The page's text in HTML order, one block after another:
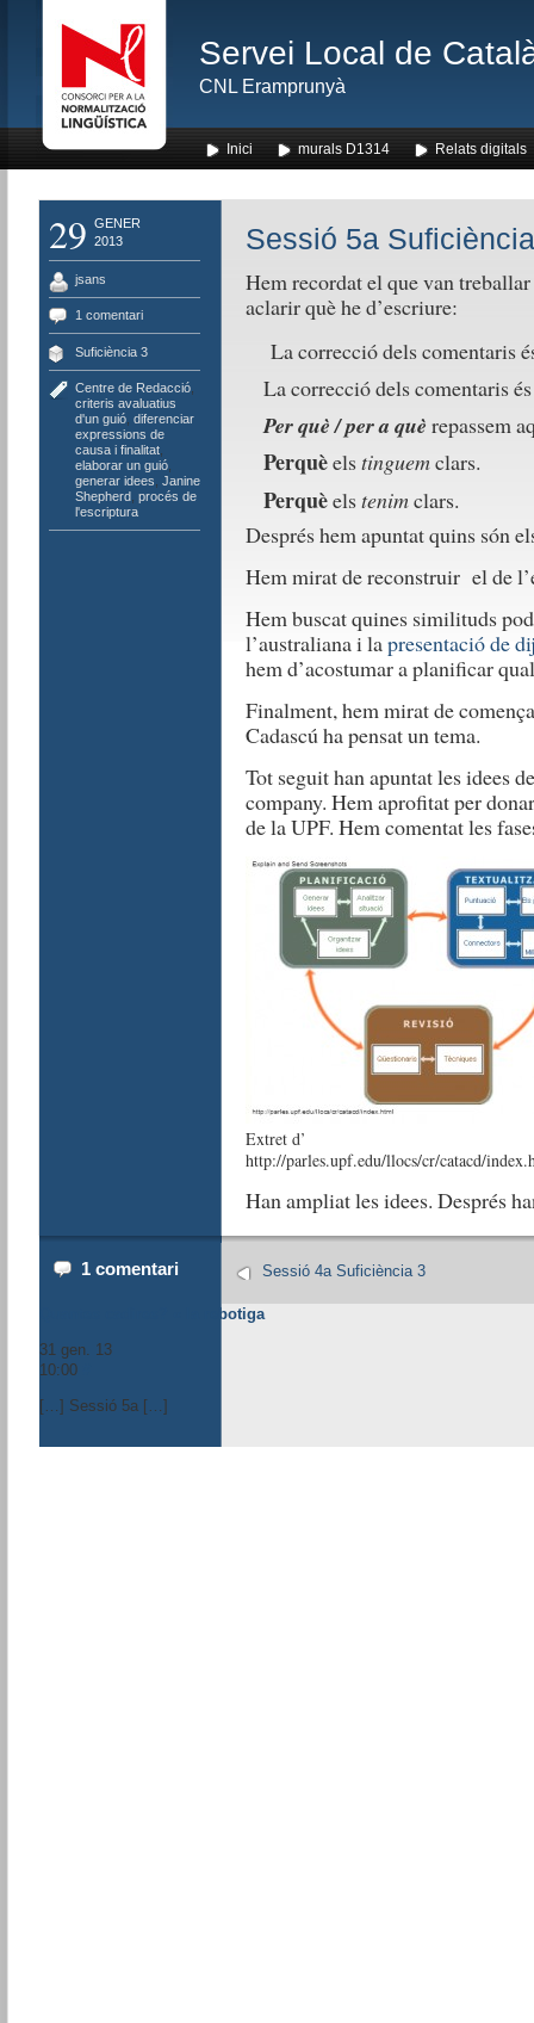
Servei Local de
CNL Eramprunyà
Inici murals D1314 Relats digitals
29 GENER
2013
jsans
1 comentari
Suficiència 3
Centre de Redacció,
criteris avaluatius
d'un guió, diferenciar
expressions de
causa i finalitat,
elaborar un guió,
generar idees Janine
Shepherd, procés de
l'escriptura
Sessió 5a
Hem recordat el que van
aclarir què he d’escriure:
La correcció dels comentaris
La correcció dels comentaris
Per què / per a què repassem
Perquèelstinguemclars.
Perquèelstenimclars.
Després hem apuntat quins són
Hem mirat de reconstruir el de
Hem buscat quines similituds
l’australiana i lapresentació de
hem d’acostumar a planificar
Finalment, hem mirat de
Cadascú ha pensat un tema.
Tot seguit han apuntat les idees
company. Hem aprofitat per
de la UPF. Hem comentat les
Extret d’
http://parles.upf.edu/llocs/cr/catacd/
Han ampliat les idees. Després
1 comentari Sessió 4a Suficiència 3
Quantes cadires? « la rebotiga
31 gen. 13
10:00
[…] Sessió 5a […]